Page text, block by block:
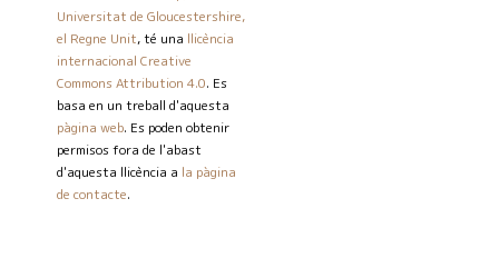
Universitat de Gloucestershire,
el Regne Unit, té una llicència
internacional Creative
Commons Attribution 4.0. Es
basa en un treball d'aquesta
pàgina web. Es poden obtenir
permisos fora de l'abast
d'aquesta llicència a la pàgina
de contacte.